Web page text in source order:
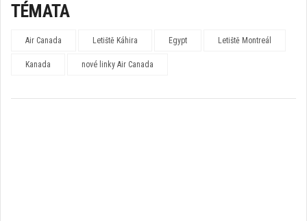
TÉMATA
Air Canada Letiště Káhira Egypt Letiště Montreál
Kanada nové linky Air Canada